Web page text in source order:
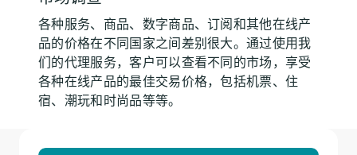
各种服务、商品、数字商品、订阅和其他在线产
品的价格在不同国家之间差别很大。通过使用我
们的代理服务，客户可以查看不同的市场，享受
各种在线产品的最佳交易价格，包括机票、住
宿、潮玩和时尚品等等。